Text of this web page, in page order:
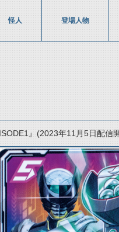
怪人 登場人物
』(2023年11月5日配信